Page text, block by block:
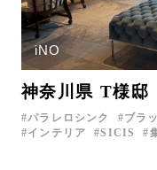
iNO
神奈川県 T様邸
パラレロシンク ブラ
インテリア
SICIS